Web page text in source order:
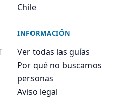
Chile
INFORMACIÓN
Ver todas las guías
Por qué no buscamos
personas
Aviso legal